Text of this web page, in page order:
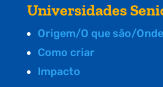
Universidades
Origem/O que são/
Como criar
Impacto